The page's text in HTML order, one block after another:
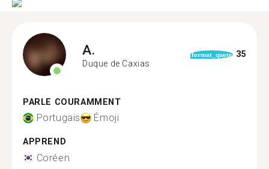
A.
Duque de Caxias
format_quote 35
PARLE COURAMMENT
Portugais Émoji
APPREND
Coréen